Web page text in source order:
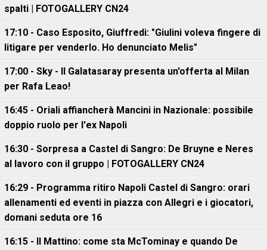
spalti | FOTOGALLERY CN24
17:10 - Caso Esposito, Giuffredi: "Giulini voleva fingere di
litigare per venderlo. Ho denunciato Melis"
17:00 - Sky - Il Galatasaray presenta un'offerta al Milan
per Rafa Leao!
16:45 - Oriali affiancherà Mancini in Nazionale: possibile
doppio ruolo per l'ex Napoli
16:30 - Sorpresa a Castel di Sangro: De Bruyne e Neres
al lavoro con il gruppo | FOTOGALLERY CN24
16:29 - Programma ritiro Napoli Castel di Sangro: orari
allenamenti ed eventi in piazza con Allegri e i giocatori,
domani seduta ore 16
16:15 - Il Mattino: come sta McTominay e quando De